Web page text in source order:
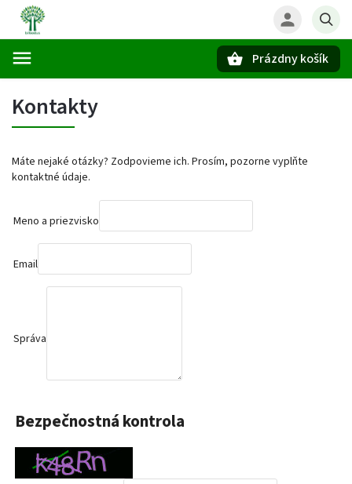
Prázdny košík
Kontakty
Máte nejaké otázky? Zodpovieme ich. Prosím, pozorne vyplňte
kontaktné údaje.
Meno a priezvisko
Email
Správa
Bezpečnostná kontrola